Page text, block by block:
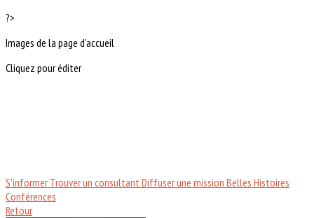
?>
Images de la page d'accueil
Cliquez pour éditer
S'informerTrouver un consultantDiffuser une mission Belles Histoires
Conférences
Retour